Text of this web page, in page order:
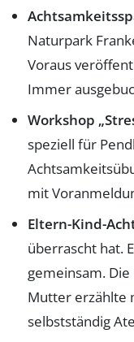
Naturpark
Voraus
Immer
Workshop
speziell für
mit
Eltern-Kind-
überrascht hat.
gemeinsam.
Mutter erzählte
selbstständig